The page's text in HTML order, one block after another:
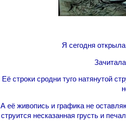
Я сегодня
Её строки сродни туго натянутой
А её живопись и графика не
струится несказанная грусть и